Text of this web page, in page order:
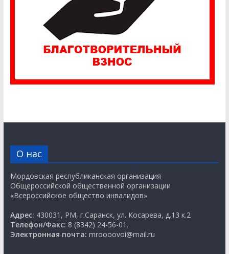
О нас
Мордовская республиканская организация
Общероссийской общественной организации
«Всероссийское общество инвалидов»
Адрес: 430031, РМ, г.Саранск, ул. Косарева, д.13 к.2
Телефон/Факс: 8 (8342) 24-56-01.
Электронная почта: mroooovoi@mail.ru